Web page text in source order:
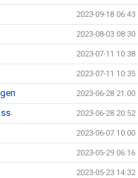
2023-09-18 06:43
2023-08-03 08:30
2023-07-11 10:38
2023-07-11 10:35
2023-06-28 21:00
2023-06-28 20:52
2023-06-07 10:00
2023-05-29 06:16
2023-05-23 14:32